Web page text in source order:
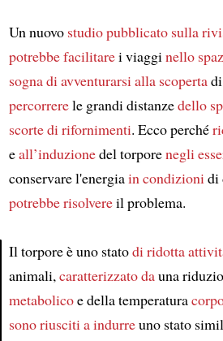
Un nuovo studiopubblicato sulla
potrebbe facilitarei viaggi nello
sogna di avventurarsi alla scopertadi
percorrerele grandi distanzedello
scortedi rifornimenti. Ecco perché
eall’induzionedel torporenegli
conservare l'energiain condizioni di
potrebbe risolvereil problema.
Il torpore è uno statodi ridotta
animali, caratterizzato dauna
metabolicoe della temperatura
sono riusciti a indurreuno stato